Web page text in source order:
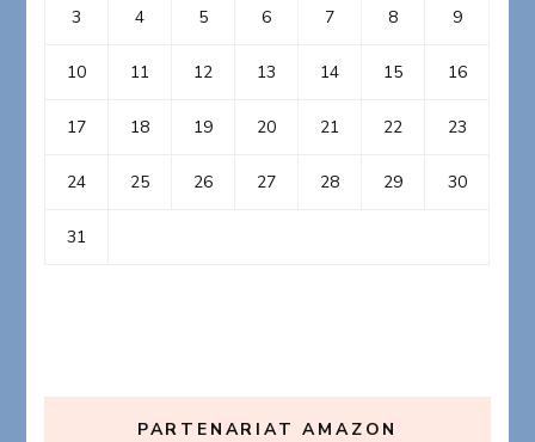
3 4 5 6 7 8 9
10 11 12 13 14 15 16
17 18 19 20 21 22 23
24 25 26 27 28 29 30
31
PARTENARIAT AMAZON